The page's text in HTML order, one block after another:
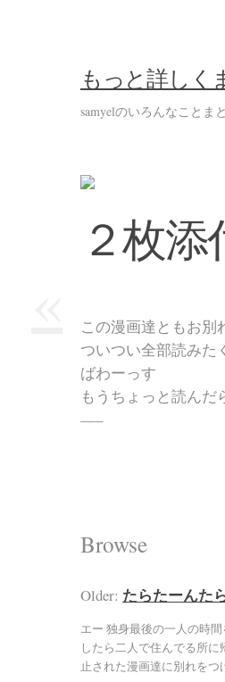
もっと詳しく
samyelのいろんなことま
２枚
この漫画達ともお別
ついつい全部読みた
ばわーっす
もうちょっと読んだ
—–
Browse
Older: たらたーんた
エー 独身最後の一人の時
したら二人で住んでる所
止された漫画達に別れを